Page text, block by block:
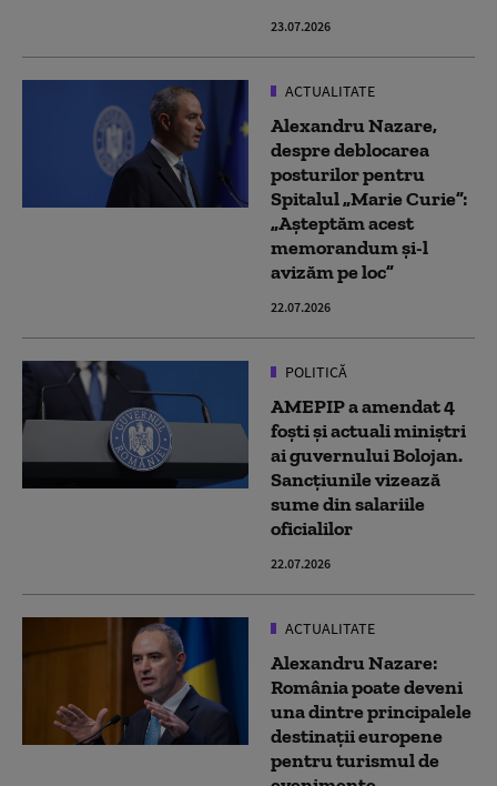
23.07.2026
ACTUALITATE
Alexandru Nazare,
despre deblocarea
posturilor pentru
Spitalul „Marie Curie”:
„Așteptăm acest
memorandum și-l
avizăm pe loc”
22.07.2026
POLITICĂ
AMEPIP a amendat 4
foști și actuali miniștri
ai guvernului Bolojan.
Sancțiunile vizează
sume din salariile
oficialilor
22.07.2026
ACTUALITATE
Alexandru Nazare:
România poate deveni
una dintre principalele
destinații europene
pentru turismul de